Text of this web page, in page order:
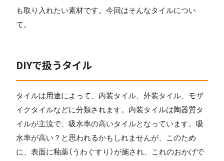
も取り入れたい素材です。今回はそんなタイルについ
て。
DIYで扱うタイル
タイルは用途によって、内装タイル、外装タイル、モザ
イクタイルなどに分類されます。内装タイルは陶器質タ
イルが主流で、吸水率の高いタイルとなっています。吸
水率が高い？と思われるかもしれませんが、このため
に、表面に釉薬（うわぐすり）が施され、これのおかげで